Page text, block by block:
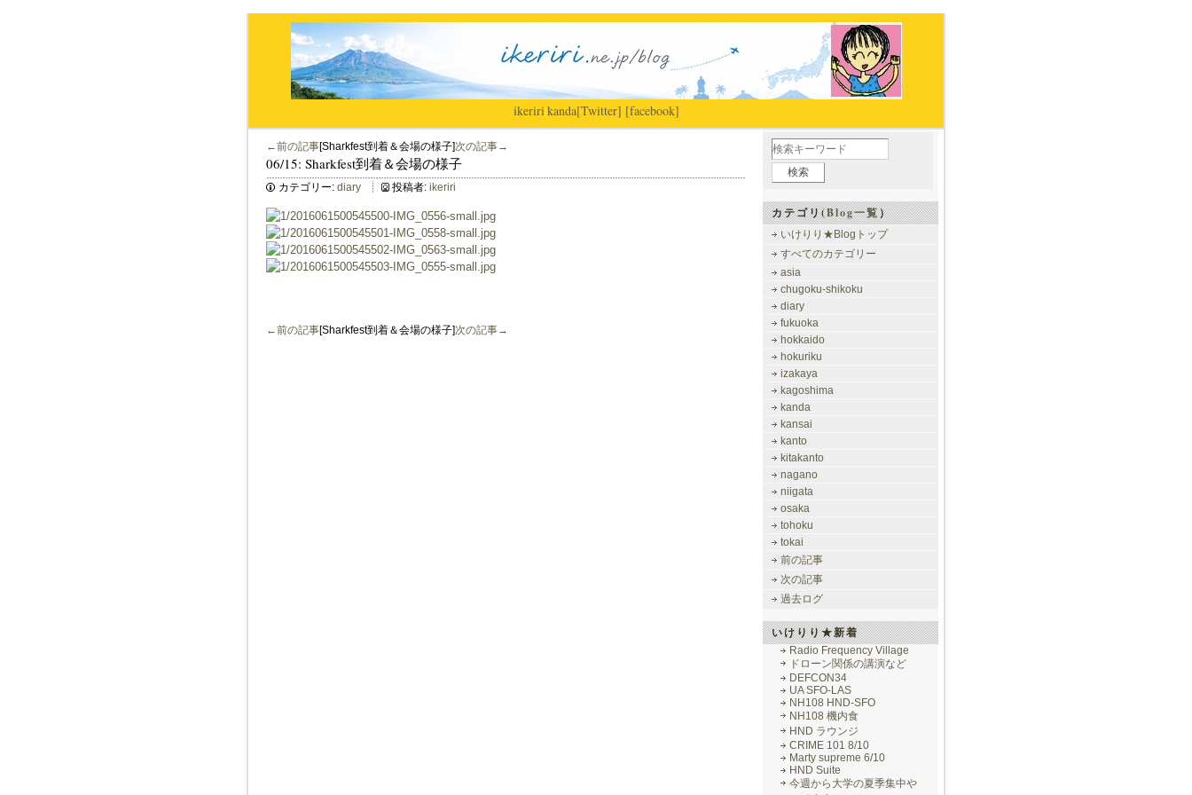
ikeriri|kanda[Twitter] [facebook]
←前の記事[Sharkfest到着＆会場の様子]次の記事→
06/15: Sharkfest到着＆会場の様子
カテゴリー: diary 投稿者: ikeriri
←前の記事[Sharkfest到着＆会場の様子]次の記事→
カテゴリ(Blog一覧）
いけりり★Blogトップ
すべてのカテゴリー
asia
chugoku-shikoku
diary
fukuoka
hokkaido
hokuriku
izakaya
kagoshima
kanda
kansai
kanto
kitakanto
nagano
niigata
osaka
tohoku
tokai
前の記事
次の記事
過去ログ
いけりり★新着
Radio Frequency Village
ドローン関係の講演など
DEFCON34
UA SFO-LAS
NH108 HND-SFO
NH108 機内食
HND ラウンジ
CRIME 101 8/10
Marty supreme 6/10
HND Suite
今週から大学の夏季集中や